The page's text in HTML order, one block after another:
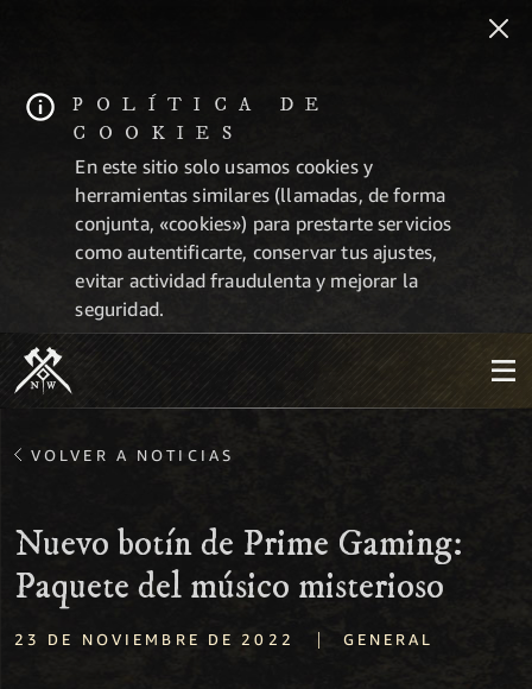
POLÍTICA DE
COOKIES
En este sitio solo usamos cookies y
herramientas similares (llamadas, de forma
conjunta, «cookies») para prestarte servicios
como autentificarte, conservar tus ajustes,
evitar actividad fraudulenta y mejorar la
seguridad.
VOLVER A NOTICIAS
Nuevo botín de Prime Gaming:
Paquete del músico misterioso
23 DE NOVIEMBRE DE 2022 | GENERAL